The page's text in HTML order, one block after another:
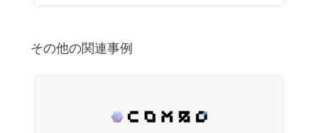
その他の関連事例